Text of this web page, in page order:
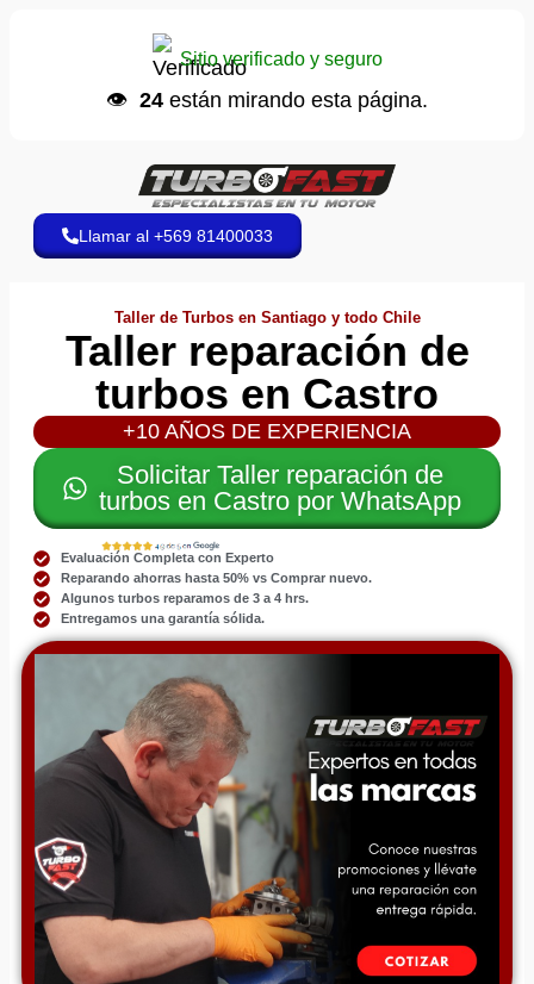
Sitio verificado y seguro
👁️ 24 están mirando esta página.
Llamar al +569 81400033
Taller de Turbos en Santiago y todo Chile
Taller reparación de
turbos en Castro
+10 AÑOS DE EXPERIENCIA
Solicitar Taller reparación de
turbos en Castro por WhatsApp
Evaluación Completa con Experto
Reparando ahorras hasta 50% vs Comprar nuevo.
Algunos turbos reparamos de 3 a 4 hrs.
Entregamos una garantía sólida.
📩 envió una cotización